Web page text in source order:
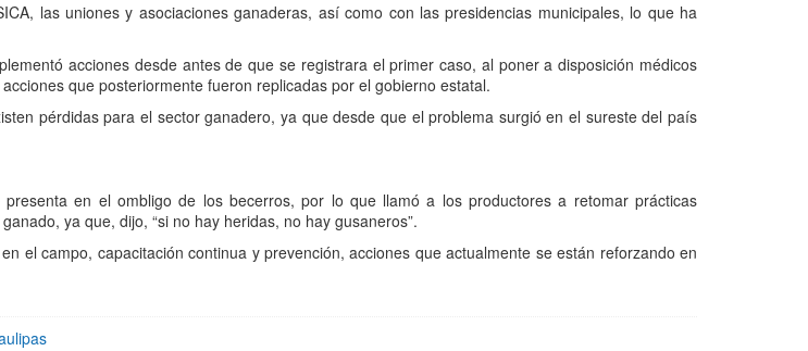
las uniones y asociaciones ganaderas, así como con las presidencias municipales, lo que ha
acciones desde antes de que se registrara el primer caso, al poner a disposición médicos
que posteriormente fueron replicadas por el gobierno estatal.
pérdidas para el sector ganadero, ya que desde que el problema surgió en el sureste del país
en el ombligo de los becerros, por lo que llamó a los productores a retomar prácticas
ya que, dijo, “si no hay heridas, no hay gusaneros”.
el campo, capacitación continua y prevención, acciones que actualmente se están reforzando en